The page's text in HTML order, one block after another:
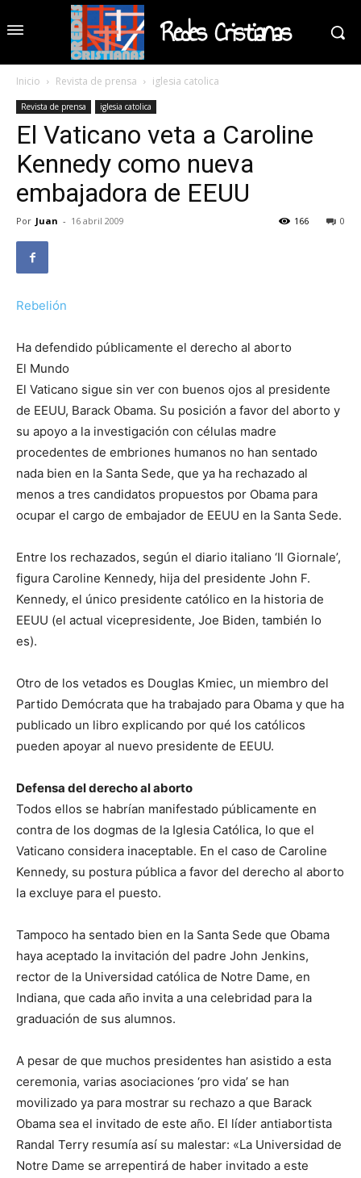
Redes Cristianas
Inicio Revista de prensa iglesia catolica
Revista de prensa iglesia catolica
El Vaticano veta a Caroline
Kennedy como nueva
embajadora de EEUU
Por Juan - 16 abril 2009 0
166
Rebelión
Ha defendido públicamente el derecho al aborto
El Mundo
El Vaticano sigue sin ver con buenos ojos al presidente
de EEUU, Barack Obama. Su posición a favor del aborto y
su apoyo a la investigación con células madre
procedentes de embriones humanos no han sentado
nada bien en la Santa Sede, que ya ha rechazado al
menos a tres candidatos propuestos por Obama para
ocupar el cargo de embajador de EEUU en la Santa Sede.
Entre los rechazados, según el diario italiano ‘Il Giornale’,
figura Caroline Kennedy, hija del presidente John F.
Kennedy, el único presidente católico en la historia de
EEUU (el actual vicepresidente, Joe Biden, también lo
es).
Otro de los vetados es Douglas Kmiec, un miembro del
Partido Demócrata que ha trabajado para Obama y que ha
publicado un libro explicando por qué los católicos
pueden apoyar al nuevo presidente de EEUU.
Defensa del derecho al aborto
Todos ellos se habrían manifestado públicamente en
contra de los dogmas de la Iglesia Católica, lo que el
Vaticano considera inaceptable. En el caso de Caroline
Kennedy, su postura pública a favor del derecho al aborto
la excluye para el puesto.
Tampoco ha sentado bien en la Santa Sede que Obama
haya aceptado la invitación del padre John Jenkins,
rector de la Universidad católica de Notre Dame, en
Indiana, que cada año invita a una celebridad para la
graduación de sus alumnos.
A pesar de que muchos presidentes han asistido a esta
ceremonia, varias asociaciones ‘pro vida’ se han
movilizado ya para mostrar su rechazo a que Barack
Obama sea el invitado de este año. El líder antiabortista
Randal Terry resumía así su malestar: «La Universidad de
Notre Dame se arrepentirá de haber invitado a este